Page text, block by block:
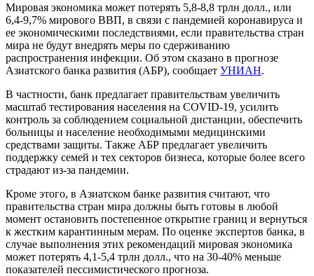
Мировая экономика может потерять 5,8-8,8 трлн долл., или
6,4-9,7% мирового ВВП, в связи с пандемией коронавируса и
ее экономическими последствиями, если правительства стран
мира не будут внедрять меры по сдерживанию
распространения инфекции. Об этом сказано в прогнозе
Азиатского банка развития (АБР), сообщает УНИАН.
В частности, банк предлагает правительствам увеличить
масштаб тестирования населения на COVID-19, усилить
контроль за соблюдением социальной дистанции, обеспечить
больницы и население необходимыми медицинскими
средствами защиты. Также АБР предлагает увеличить
поддержку семей и тех секторов бизнеса, которые более всего
страдают из-за пандемии.
Кроме этого, в Азиатском банке развития считают, что
правительства стран мира должны быть готовы в любой
момент остановить постепенное открытие границ и вернуться
к жестким карантинным мерам. По оценке экспертов банка, в
случае выполнения этих рекомендаций мировая экономика
может потерять 4,1-5,4 трлн долл., что на 30-40% меньше
показателей пессимистического прогноза.